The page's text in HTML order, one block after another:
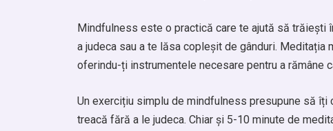
Mindfulness este o practică care te ajută să trăiești
a judeca sau a te lăsa copleșit de gânduri.
oferindu-ți instrumentele necesare pentru a rămâne
Un exercițiu simplu de mindfulness presupune să
treacă fără a le judeca. Chiar și 5-10 minute de